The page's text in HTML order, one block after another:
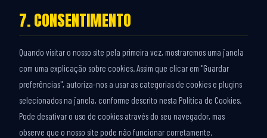
to
service
diversos
7. CONSENTIMENTO
Quando visitar o nosso site pela primeira vez, mostraremos uma janela
com uma explicação sobre cookies. Assim que clicar em "Guardar
preferências", autoriza-nos a usar as categorias de cookies e plugins
selecionados na janela, conforme descrito nesta Política de Cookies.
Pode desativar o uso de cookies através do seu navegador, mas
observe que o nosso site pode não funcionar corretamente.